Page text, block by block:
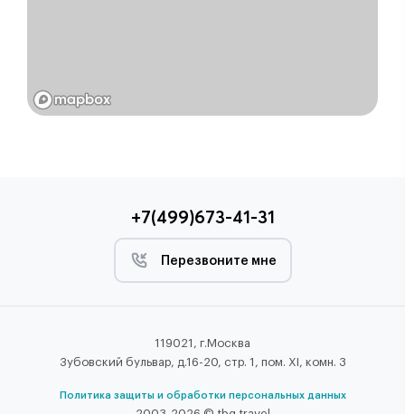
+7(499)673-41-31
Перезвоните мне
119021, г.Москва
Зубовский бульвар, д.16-20, стр. 1, пом. XI, комн. 3
Политика защиты и обработки персональных данных